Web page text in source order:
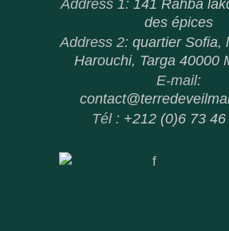
Address 1: 141 Rahba
des épices
Address 2: quartier Sofia,
Harouchi, Targa 40000
E-mail:
Tél : +212 (0)6 73